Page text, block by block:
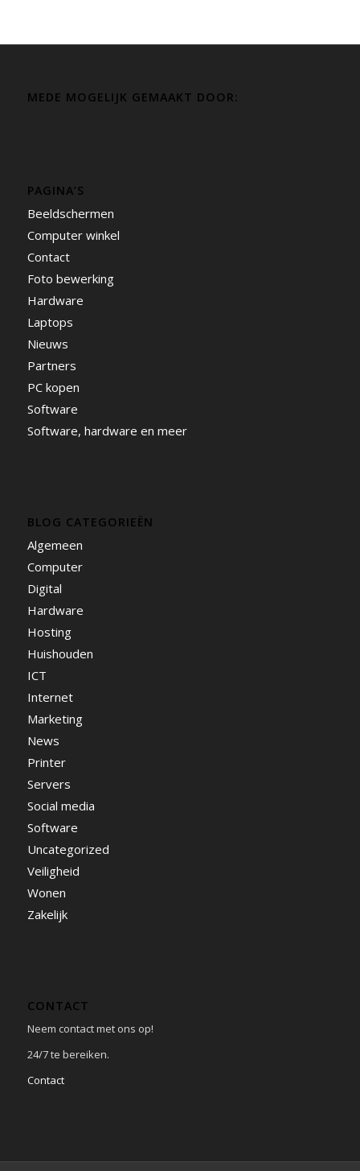
MEDE MOGELIJK GEMAAKT DOOR:
PAGINA’S
Beeldschermen
Computer winkel
Contact
Foto bewerking
Hardware
Laptops
Nieuws
Partners
PC kopen
Software
Software, hardware en meer
BLOG CATEGORIEËN
Algemeen
Computer
Digital
Hardware
Hosting
Huishouden
ICT
Internet
Marketing
News
Printer
Servers
Social media
Software
Uncategorized
Veiligheid
Wonen
Zakelijk
CONTACT
Neem contact met ons op!
24/7 te bereiken.
Contact